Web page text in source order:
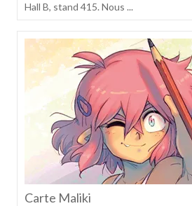
Hall B, stand 415. Nous ...
Carte Maliki